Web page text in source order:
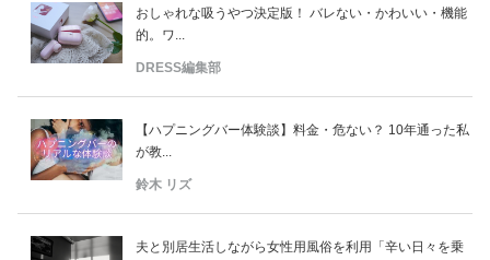
おしゃれな吸うやつ決定版！ バレない・かわいい・機能
的。ワ...
DRESS編集部
【ハプニングバー体験談】料金・危ない？ 10年通った私
が教...
鈴木 リズ
夫と別居生活しながら女性用風俗を利用「辛い日々を乗